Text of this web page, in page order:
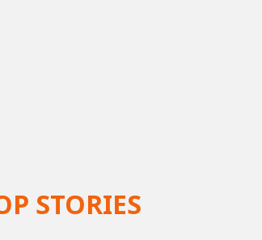
STORIES